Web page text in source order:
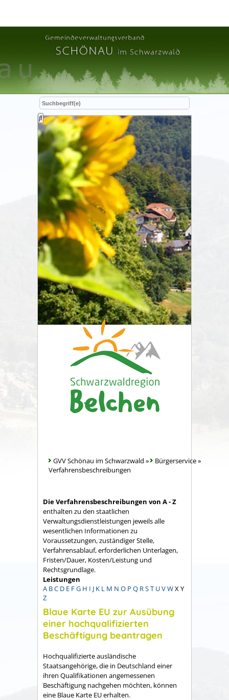
GVV Schönau im Schwarzwald » Bürgerservice»
Verfahrensbeschreibungen
Die Verfahrensbeschreibungen von A - Z
enthalten zu den staatlichen
Verwaltungsdienstleistungen jeweils alle
wesentlichen Informationen zu
Voraussetzungen, zuständiger Stelle,
Verfahrensablauf, erforderlichen Unterlagen,
Fristen/Dauer, Kosten/Leistung und
Rechtsgrundlage.
Leistungen
A BC D E FG H I J K L M N O P Q RST UVWX Y
Z
Blaue Karte EU zur Ausübung
einer hochqualifizierten
Beschäftigung beantragen
Hochqualifizierte ausländische
Staatsangehörige, die in Deutschland einer
ihren Qualifikationen angemessenen
Beschäftigung nachgehen möchten, können
eine Blaue Karte EU erhalten.